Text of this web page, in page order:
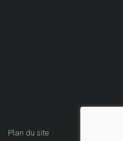
Plan du site